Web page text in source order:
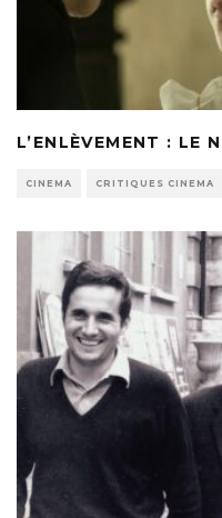
L’ENLÈVEMENT : LE
CINEMA CRITIQUES CINEMA